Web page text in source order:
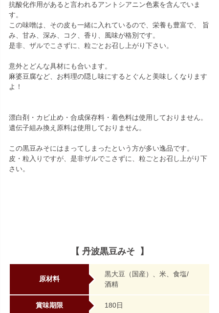
抗酸化作用があると言われるアントシアニン色素を含んでいま
す。
この味噌は、その皮も一緒に入れているので、栄養も豊富で、 旨
み、甘み、深み、コク、香り、風味が格別です。
是非、ザルでこさずに、粒ごとお召し上がり下さい。
意外とどんな具材にも合います。
麻婆豆腐など、お料理の隠し味にするとぐんと美味しくなります
よ！
漂白剤・カビ止め・合成保存料・着色料は使用しておりません。
遺伝子組み換え原料は使用しておりません。
この黒豆みそにはまってしまったという方が多い逸品です。
皮・粒入りですが、是非ザルでこさずに、粒ごとお召し上がり下
さい。
【 丹波黒豆みそ 】
原材料
黒大豆（国産）、米、食塩/
酒精
賞味期限 180日